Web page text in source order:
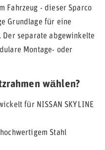
Fahrzeug - dieser Sparco
Grundlage für eine
Der separate abgewinkelte
Montage- oder
wählen?
für NISSAN SKYLINE
Stahl